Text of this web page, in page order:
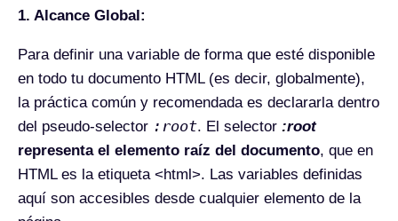
1. Alcance Global:
Para definir una variable de forma que esté disponible
en todo tu documento HTML (es decir, globalmente),
la práctica común y recomendada es declararla dentro
del pseudo-selector :root. El selector :root
representa el elemento raíz del documento, que en
HTML es la etiqueta <html>. Las variables definidas
aquí son accesibles desde cualquier elemento de la